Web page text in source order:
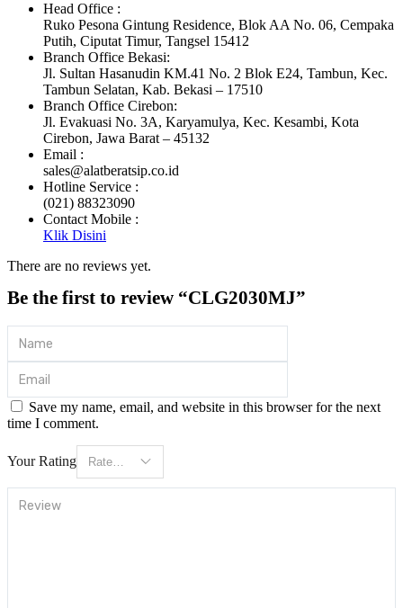
Head Office :
Ruko Pesona Gintung Residence, Blok AA No. 06, Cempaka
Putih, Ciputat Timur, Tangsel 15412
Branch Office Bekasi:
Jl. Sultan Hasanudin KM.41 No. 2 Blok E24, Tambun, Kec.
Tambun Selatan, Kab. Bekasi – 17510
Branch Office Cirebon:
Jl. Evakuasi No. 3A, Karyamulya, Kec. Kesambi, Kota
Cirebon, Jawa Barat – 45132
Email :
sales@alatberatsip.co.id
Hotline Service :
(021) 88323090
Contact Mobile :
Klik Disini
There are no reviews yet.
Be the first to review “CLG2030MJ”
Save my name, email, and website in this browser for the next
time I comment.
Your Rating